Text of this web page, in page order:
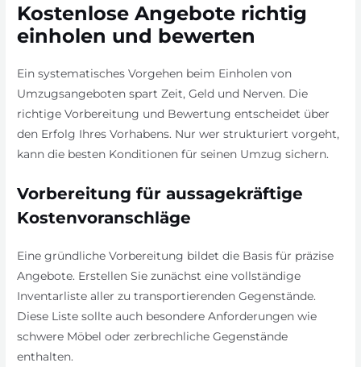
Kostenlose Angebote richtig
einholen und bewerten
Ein systematisches Vorgehen beim Einholen von
Umzugsangeboten spart Zeit, Geld und Nerven. Die
richtige Vorbereitung und Bewertung entscheidet über
den Erfolg Ihres Vorhabens. Nur wer strukturiert vorgeht,
kann die besten Konditionen für seinen Umzug sichern.
Vorbereitung für aussagekräftige
Kostenvoranschläge
Eine gründliche Vorbereitung bildet die Basis für präzise
Angebote. Erstellen Sie zunächst eine vollständige
Inventarliste aller zu transportierenden Gegenstände.
Diese Liste sollte auch besondere Anforderungen wie
schwere Möbel oder zerbrechliche Gegenstände
enthalten.